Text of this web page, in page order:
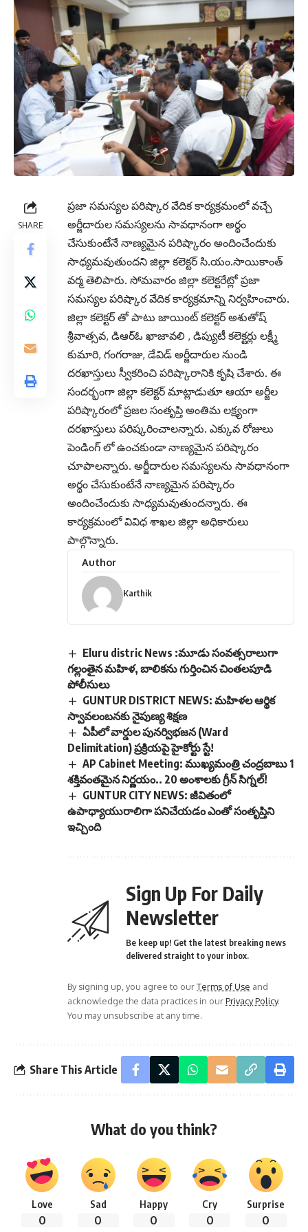
SHARE
ప్రజా సమస్యల పరిష్కార వేదిక కార్యక్రమంలో వచ్చే
అర్జీదారుల సమస్యలను సావధానంగా అర్థం
చేసుకుంటేనే నాణ్యమైన పరిష్కారం అందించేందుకు
సాధ్యమవుతుందని జిల్లా కలెక్టర్ సి.యం.సాయికాంత్
వర్మ తెలిపారు. సోమవారం జిల్లా కలెక్టరేట్లో ప్రజా
సమస్యల పరిష్కార వేదిక కార్యక్రమాన్ని నిర్వహించారు.
జిల్లా కలెక్టర్ తో పాటు జాయింట్ కలెక్టర్ అశుతోష్
శ్రీవాత్సవ, డిఆర్ఓ ఖాజావలి , డిప్యుటీ కలెక్టర్లు లక్ష్మీ
కుమారి, గంగరాజు, డేవిడ్ అర్జీదారుల నుండి
దరఖాస్తులు స్వీకరించి పరిష్కారానికి కృషి చేశారు. ఈ
సందర్భంగా జిల్లా కలెక్టర్ మాట్లాడుతూ ఆయా అర్జీల
పరిష్కారంలో ప్రజల సంతృప్తి అంతిమ లక్ష్యంగా
దరఖాస్తులు పరిష్కరించాలన్నారు. ఎక్కువ రోజులు
పెండింగ్ లో ఉంచకుండా నాణ్యమైన పరిష్కారం
చూపాలన్నారు. అర్జీదారుల సమస్యలను సావధానంగా
అర్థం చేసుకుంటేనే నాణ్యమైన పరిష్కారం
అందించేందుకు సాధ్యమవుతుందన్నారు. ఈ
కార్యక్రమంలో వివిధ శాఖల జిల్లా అధికారులు
పాల్గొన్నారు.
Author
Karthik
Eluru distric News :మూడు సంవత్సరాలుగా
గల్లంతైన మహిళ, బాలికను గుర్తించిన చింతలపూడి
పోలీసులు
GUNTUR DISTRICT NEWS: మహిళల ఆర్థిక
స్వావలంబనకు నైపుణ్య శిక్షణ
ఏపీలో వార్డుల పునర్విభజన (Ward
Delimitation) ప్రక్రియపై హైకోర్టు స్టే!
AP Cabinet Meeting: ముఖ్యమంత్రి చంద్రబాబు 1
శక్తివంతమైన నిర్ణయం.. 20 అంశాలకు గ్రీన్ సిగ్నల్!
GUNTUR CITY NEWS: జీవితంలో
ఉపాధ్యాయురాలిగా పనిచేయడం ఎంతో సంతృప్తిని
ఇచ్చింది
Sign Up For Daily
Newsletter
Be keep up! Get the latest breaking news
delivered straight to your inbox.
By signing up, you agree to ourTerms of Use and
acknowledge the data practices in ourPrivacy Policy.
You may unsubscribe at any time.
Share This Article
What do you think?
Love
0
Sad
0
Happy
0
Cry
0
Surprise
0